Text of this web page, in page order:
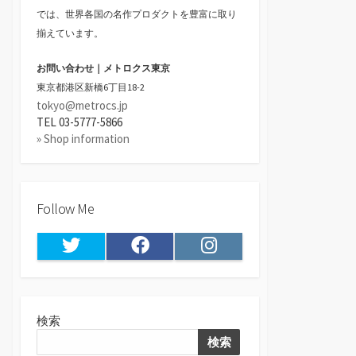
では、世界各国の名作プロダクトを豊富に取り
揃えています。
お問い合わせ｜メトロクス東京
東京都港区新橋6丁目18-2
tokyo@metrocs.jp
TEL 03-5777-5866
» Shop information
Follow Me
Twitter Facebook Instagram
検索
検索